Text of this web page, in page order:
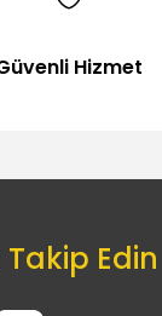
Hizmet
Takip Edin